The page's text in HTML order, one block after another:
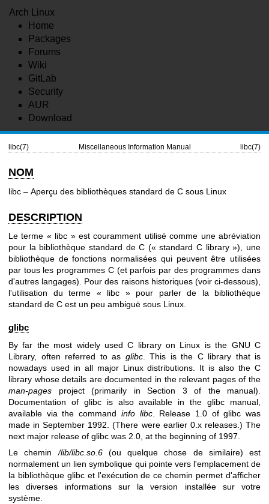
Arch Linux
Home
Packages
Forums
Wiki
GitLab
Security
AUR
Download
libc(7) Miscellaneous Information Manual libc(7)
NOM
libc – Aperçu des bibliothèques standard de C sous Linux
DESCRIPTION
Le terme « libc » est couramment utilisé comme une abréviation
pour la bibliothèque standard de C (« standard C library »), une
bibliothèque de fonctions normalisées qui peuvent être utilisées
par tous les programmes C (et parfois par des programmes dans
d'autres langages). Pour des raisons historiques (voir ci-dessous),
l'utilisation du terme « libc » pour parler de la bibliothèque
standard de C est un peu ambiguë sous Linux.
glibc
By far the most widely used C library on Linux is the GNU C
Library, often referred to as glibc. This is the C library that is
nowadays used in all major Linux distributions. It is also the C
library whose details are documented in the relevant pages of the
man-pages project (primarily in Section 3 of the manual).
Documentation of glibc is also available in the glibc manual,
available via the command info libc. Release 1.0 of glibc was
made in September 1992. (There were earlier 0.x releases.) The
next major release of glibc was 2.0, at the beginning of 1997.
Le chemin/lib/libc.so.6(ou quelque chose de similaire) est
normalement un lien symbolique qui pointe vers l'emplacement de
la bibliothèque glibc et l'exécution de ce chemin permet d'afficher
les diverses informations sur la version installée sur votre
système.